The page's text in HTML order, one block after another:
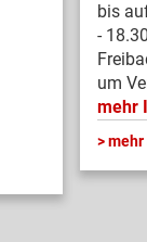
bis
-
um
mehr